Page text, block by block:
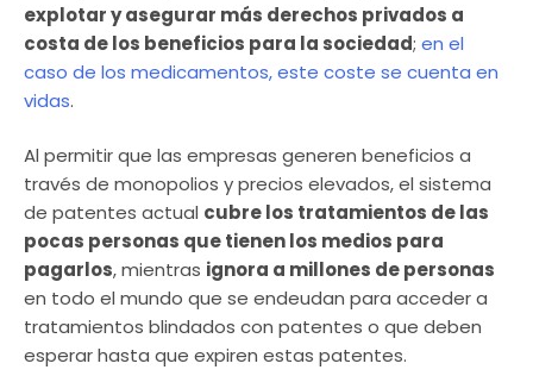
explotar y asegurar más derechos privados a
costa de los beneficios para la sociedad; en el
caso de los medicamentos, este coste se cuenta en
vidas.
Al permitir que las empresas generen beneficios a
través de monopolios y precios elevados, el sistema
de patentes actual cubre los tratamientos de las
pocas personas que tienen los medios para
pagarlos, mientras ignora a millones de personas
en todo el mundo que se endeudan para acceder a
tratamientos blindados con patentes o que deben
esperar hasta que expiren estas patentes.